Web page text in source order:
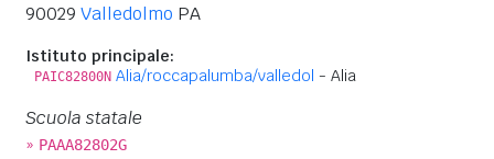
90029 Valledolmo PA
Istituto principale:
PAIC82800N Alia/roccapalumba/valledol - Alia
Scuola statale
» PAAA82802G